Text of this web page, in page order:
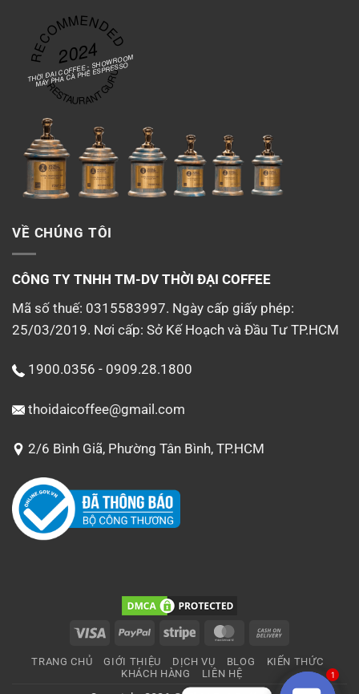
RECOMMENDED
2024
THỜI ĐẠI COFFEE - SHOWROOM
MÁY PHA CÀ PHÊ ESPRESSO
RESTAURANT GURU
VỀ CHÚNG TÔI
CÔNG TY TNHH TM-DV THỜI ĐẠI COFFEE
Mã số thuế: 0315583997. Ngày cấp giấy phép:
25/03/2019. Nơi cấp: Sở Kế Hoạch và Đầu Tư TP.HCM
1900.0356 - 0909.28.1800
thoidaicoffee@gmail.com
2/6 Bình Giã, Phường Tân Bình, TP.HCM
Visa PayPal Stripe MasterCard
Delivery
TRANG CHỦ GIỚI THIỆU DỊCH VỤ BLOG
KIẾN THỨC
KHÁCH HÀNG
LIÊN HỆ 1